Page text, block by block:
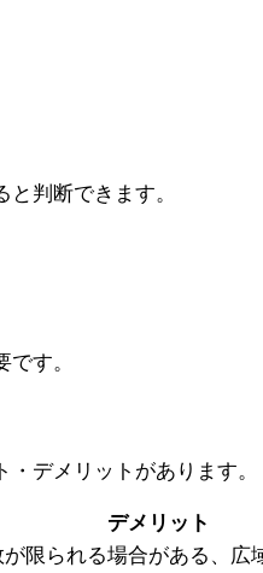
判断できます。
す。
デメリットがあります。
デメリット
限られる場合がある、広